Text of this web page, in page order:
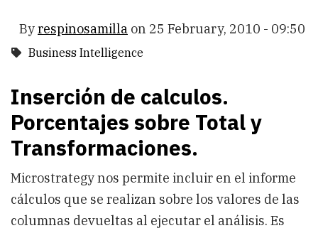
Byrespinosamilla on 25 February, 2010 - 09:50
Business Intelligence
Inserción de calculos.
Porcentajes sobre Total y
Transformaciones.
Microstrategy nos permite incluir en el informe
cálculos que se realizan sobre los valores de las
columnas devueltas al ejecutar el análisis. Es